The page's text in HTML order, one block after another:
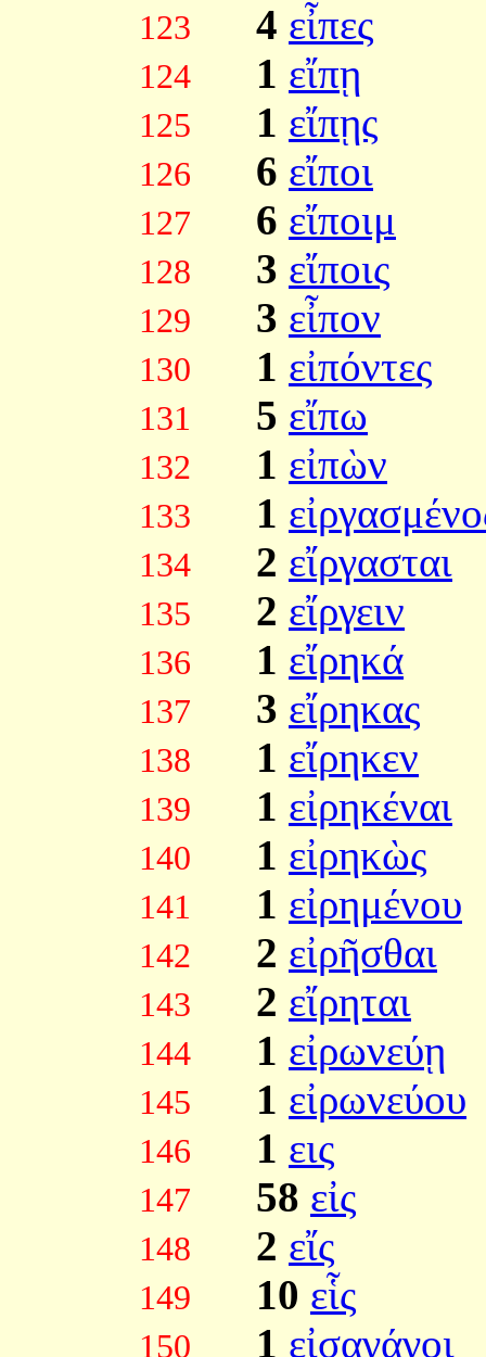
123 4 εἶπες
124 1 εἴπῃ
125 1 εἴπῃς
126 6 εἴποι
127 6 εἴποιμ
128 3 εἴποις
129 3 εἶπον
130 1 εἰπόντες
131 5 εἴπω
132 1 εἰπὼν
133 1
134 2 εἴργασται
135 2 εἴργειν
136 1 εἴρηκά
137 3 εἴρηκας
138 1 εἴρηκεν
139 1 εἰρηκέναι
140 1 εἰρηκὼς
141 1 εἰρημένου
142 2 εἰρῆσθαι
143 2 εἴρηται
144 1 εἰρωνεύῃ
145 1 εἰρωνεύου
146 1 εις
147 58 εἰς
148 2 εἴς
149 10 εἷς
150 1 εἰσαγάγοι